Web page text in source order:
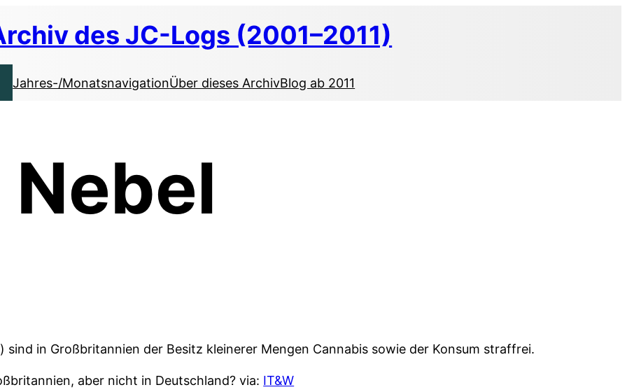
des JC-Logs (2001–2011)
Jahres-/MonatsnavigationÜber dieses ArchivBlog ab 2011
in Großbritannien der Besitz kleinerer Mengen Cannabis sowie der Konsum straffrei.
aber nicht in Deutschland? via: IT&W